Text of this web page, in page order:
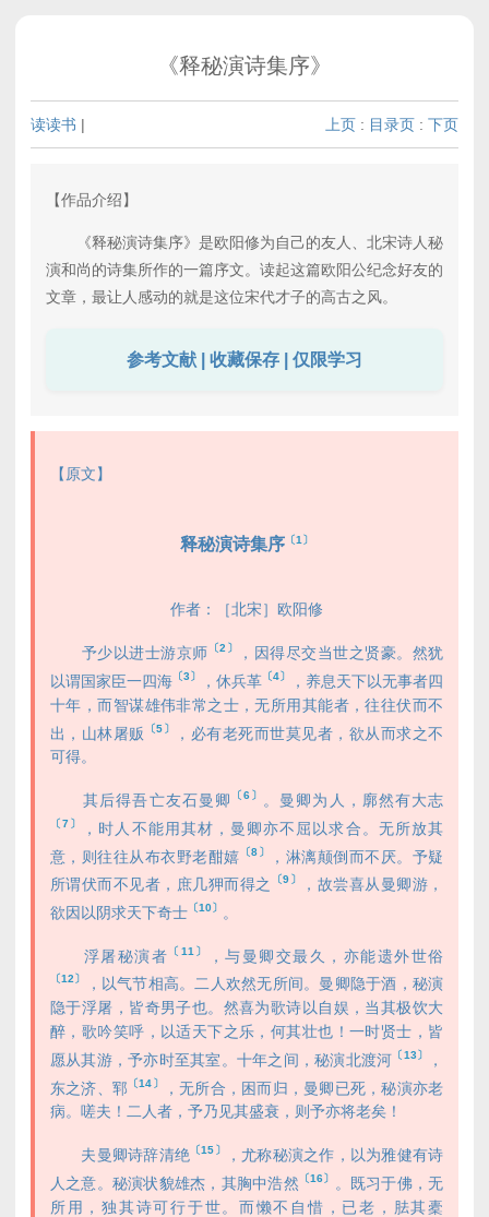
《释秘演诗集序》
读读书 | 上页 : 目录页 : 下页
【作品介绍】
《释秘演诗集序》是欧阳修为自己的友人、北宋诗人秘
演和尚的诗集所作的一篇序文。读起这篇欧阳公纪念好友的
文章，最让人感动的就是这位宋代才子的高古之风。
参考文献 | 收藏保存 | 仅限学习
【原文】
释秘演诗集序 〔1〕
作者：［北宋］欧阳修
予少以进士游京师 〔2〕
，因得尽交当世之贤豪。然犹
以谓国家臣一四海 〔3〕 ，休兵革 〔4〕
，养息天下以无事者四
十年，而智谋雄伟非常之士，无所用其能者，往往伏而不
出，山林屠贩
〔5〕
，必有老死而世莫见者，欲从而求之不
可得。
其后得吾亡友石曼卿 〔6〕 。曼卿为人，廓然有大志
〔7〕
，时人不能用其材，曼卿亦不屈以求合。无所放其
意，则往往从布衣野老酣嬉 〔8〕
，淋漓颠倒而不厌。予疑
所谓伏而不见者，庶几狎而得之
〔9〕
，故尝喜从曼卿游，
欲因以阴求天下奇士 〔10〕 。
浮屠秘演者 〔11〕 ，与曼卿交最久，亦能遗外世俗
〔12〕
，以气节相高。二人欢然无所间。曼卿隐于酒，秘演
隐于浮屠，皆奇男子也。然喜为歌诗以自娱，当其极饮大
醉，歌吟笑呼，以适天下之乐，何其壮也！一时贤士，皆
愿从其游，予亦时至其室。十年之间，秘演北渡河 〔13〕
，
东之济、郓
〔14〕
，无所合，困而归，曼卿已死，秘演亦老
病。嗟夫！二人者，予乃见其盛衰，则予亦将老矣！
夫曼卿诗辞清绝 〔15〕
，尤称秘演之作，以为雅健有诗
人之意。秘演状貌雄杰，其胸中浩然 〔16〕
。既习于佛，无
所用，独其诗可行于世。而懒不自惜，已老，胠其橐